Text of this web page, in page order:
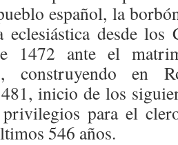
español, la
desde los
1472 ante el
construyendo en
inicio de los
para el
546 años.